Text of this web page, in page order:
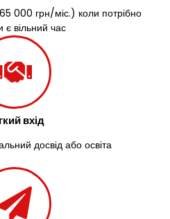
000 грн/міс.) коли потрібно
є вільний час
вхід
досвід або освіта